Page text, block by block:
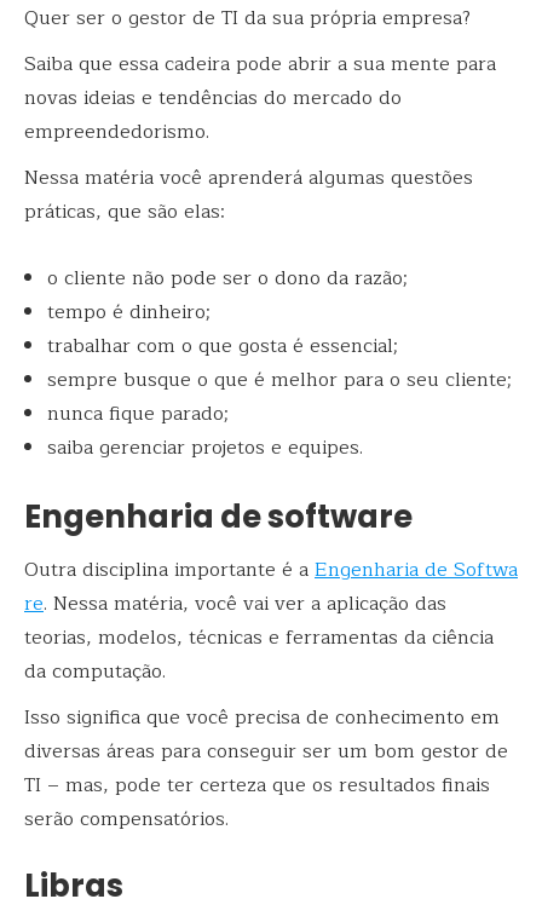
Quer ser o gestor de TI da sua própria empresa?
Saiba que essa cadeira pode abrir a sua mente para
novas ideias e tendências do mercado do
empreendedorismo.
Nessa matéria você aprenderá algumas questões
práticas, que são elas:
o cliente não pode ser o dono da razão;
tempo é dinheiro;
trabalhar com o que gosta é essencial;
sempre busque o que é melhor para o seu cliente;
nunca fique parado;
saiba gerenciar projetos e equipes.
Engenharia de software
Outra disciplina importante é aEngenharia de Softwa
re. Nessa matéria, você vai ver a aplicação das
teorias, modelos, técnicas e ferramentas da ciência
da computação.
Isso significa que você precisa de conhecimento em
diversas áreas para conseguir ser um bom gestor de
TI – mas, pode ter certeza que os resultados finais
serão compensatórios.
Libras